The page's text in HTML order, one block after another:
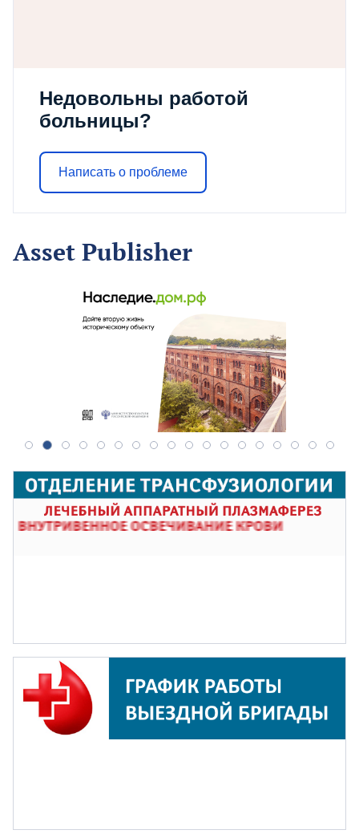
Недовольны работой
больницы?
Написать о проблеме
Asset Publisher